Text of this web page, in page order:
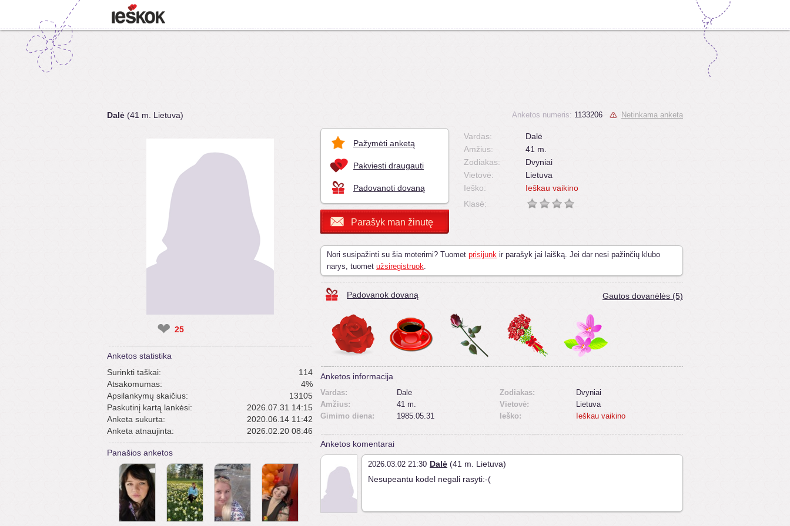
Dalė (41 m. Lietuva)
❤ 25
Anketos statistika
Surinkti taškai:
114
Atsakomumas:
4%
Apsilankymų skaičius:
13105
Paskutinį kartą lankėsi:
2026.07.31 14:15
Anketa sukurta:
2020.06.14 11:42
Anketa atnaujinta:
2026.02.20 08:46
Panašios anketos
Pažymėti anketą
Pakviesti draugauti
Padovanoti dovaną
Parašyk man žinutę
Anketos numeris: 1133206 Netinkama anketa
Vardas:
Dalė
Amžius:
41 m.
Zodiakas:
Dvyniai
Vietovė:
Lietuva
Ieško:
Ieškau vaikino
Klasė:
Nori susipažinti su šia moterimi? Tuomet prisijunk ir parašyk jai laišką. Jei dar nesi pažinčių klubo
narys, tuomet užsiregistruok.
Padovanok dovaną Gautos dovanėlės (5)
Anketos informacija
Vardas:
Dalė
Amžius:
41 m.
Gimimo diena:
1985.05.31
Zodiakas:
Dvyniai
Vietovė:
Lietuva
Ieško:
Ieškau vaikino
Anketos komentarai
2026.03.02 21:30 Dalė (41 m. Lietuva)
Nesupeantu kodel negali rasyti:-(